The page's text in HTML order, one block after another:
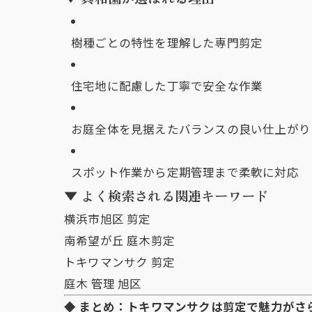
樹種ごとの特性を理解した専門剪定
住宅地に配慮した丁寧で安全な作業
お庭全体を見据えたバランスの良い仕上がり
スポット作業から定期管理まで柔軟に対応
▼ よく検索される関連キーワード
横浜市旭区 剪定
南希望が丘 庭木剪定
トキワマンサク 剪定
庭木 管理 旭区
◆ まとめ：トキワマンサクは剪定で魅力がさ